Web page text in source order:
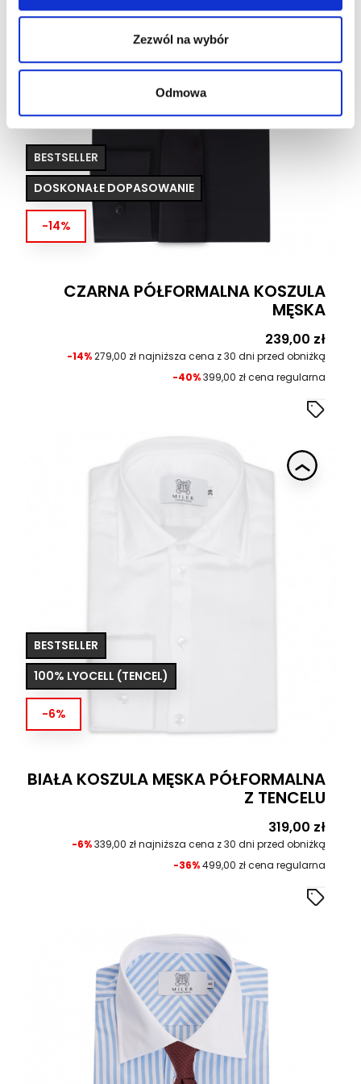
społecznościowym, reklamowym i analitycznym.
Partnerzy mogą połączyć te informacje z innymi danymi
otrzymanymi od Ciebie lub uzyskanymi podczas
korzystania z ich usług.
Zezwól na wybór
Odmowa
BESTSELLER
DOSKONAŁE DOPASOWANIE
-14%
CZARNA PÓŁFORMALNA KOSZULA
MĘSKA
Cena
239,00 zł
-14%279,00 zł najniższa cena z 30 dni przed obniżką
-40%399,00 zł cena regularna
BESTSELLER
100% LYOCELL (TENCEL)
-6%
BIAŁA KOSZULA MĘSKA PÓŁFORMALNA
Z TENCELU
Cena
319,00 zł
-6%339,00 zł najniższa cena z 30 dni przed obniżką
-36%499,00 zł cena regularna